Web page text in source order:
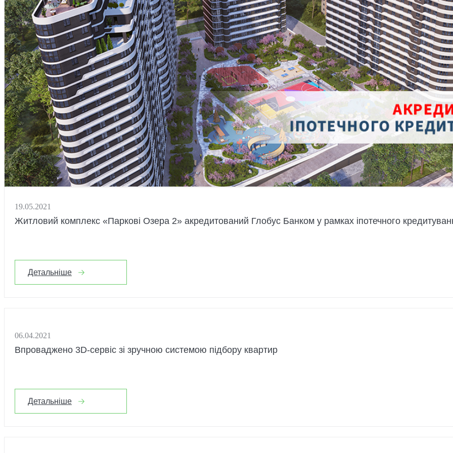
19.05.2021
Житловий комплекс «Паркові Озера 2» акредитований Глобус Банком у рамках іпотечного
Детальніше
06.04.2021
Впроваджено 3D-сервіс зі зручною системою підбору квартир
Детальніше